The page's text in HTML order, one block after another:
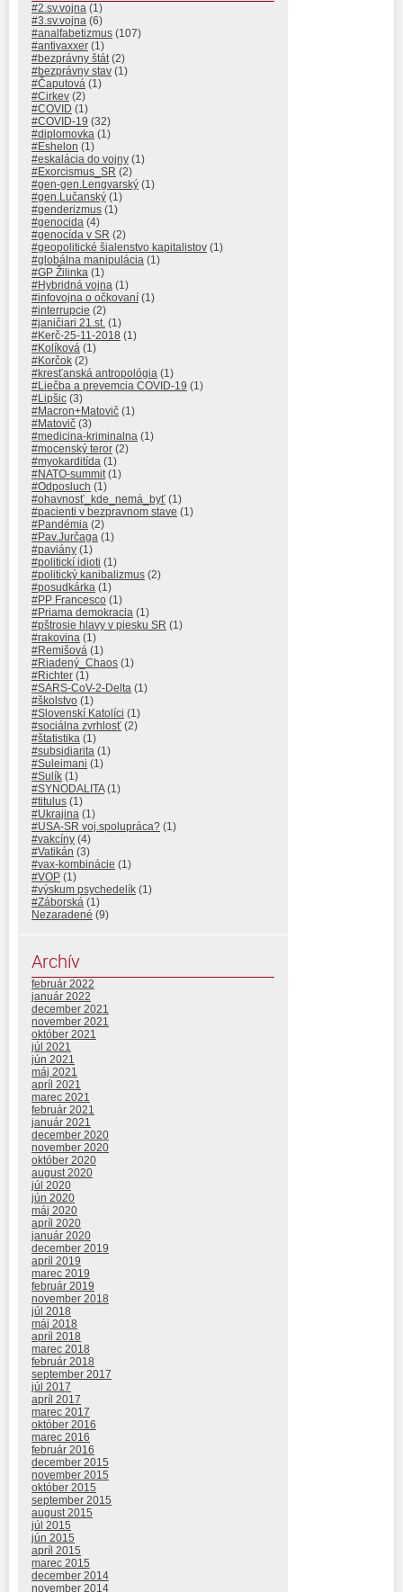
#2.sv.vojna (1)
#3.sv.vojna (6)
#analfabetizmus (107)
#antivaxxer (1)
#bezprávny štát (2)
#bezprávny stav (1)
#Čaputová (1)
#Cirkev (2)
#COVID (1)
#COVID-19 (32)
#diplomovka (1)
#Eshelon (1)
#eskalácia do vojny (1)
#Exorcismus_SR (2)
#gen-gen.Lengvarský (1)
#gen.Lučanský (1)
#genderizmus (1)
#genocida (4)
#genocída v SR (2)
#geopolitické šialenstvo kapitalistov (1)
#globálna manipulácia (1)
#GP Žilinka (1)
#Hybridná vojna (1)
#infovojna o očkovaní (1)
#interrupcie (2)
#janičiari 21.st. (1)
#Kerč-25-11-2018 (1)
#Kolíková (1)
#Korčok (2)
#kresťanská antropológia (1)
#Liečba a prevemcia COVID-19 (1)
#Lipšic (3)
#Macron+Matovič (1)
#Matovič (3)
#medicina-kriminalna (1)
#mocenský teror (2)
#myokarditída (1)
#NATO-summit (1)
#Odposluch (1)
#ohavnosť_kde_nemá_byť (1)
#pacienti v bezpravnom stave (1)
#Pandémia (2)
#Pav.Jurčaga (1)
#paviány (1)
#politickí idioti (1)
#politický kanibalizmus (2)
#posudkárka (1)
#PP Francesco (1)
#Priama demokracia (1)
#pštrosie hlavy v piesku SR (1)
#rakovina (1)
#Remišová (1)
#Riadený_Chaos (1)
#Richter (1)
#SARS-CoV-2-Delta (1)
#školstvo (1)
#Slovenskí Katolíci (1)
#sociálna zvrhlosť (2)
#štatistika (1)
#subsidiarita (1)
#Suleimani (1)
#Sulík (1)
#SYNODALITA(1)
#titulus (1)
#Ukrajina (1)
#USA-SR voj.spolupráca? (1)
#vakcíny (4)
#Vatikán (3)
#vax-kombinácie (1)
#VOP (1)
#výskum psychedelík (1)
#Záborská (1)
Nezaradené (9)
Archív
február 2022
január 2022
december 2021
november 2021
október 2021
júl 2021
jún 2021
máj 2021
apríl 2021
marec 2021
február 2021
január 2021
december 2020
november 2020
október 2020
august 2020
júl 2020
jún 2020
máj 2020
apríl 2020
január 2020
december 2019
apríl 2019
marec 2019
február 2019
november 2018
júl 2018
máj 2018
apríl 2018
marec 2018
február 2018
september 2017
júl 2017
apríl 2017
marec 2017
október 2016
marec 2016
február 2016
december 2015
november 2015
október 2015
september 2015
august 2015
júl 2015
jún 2015
apríl 2015
marec 2015
december 2014
november 2014